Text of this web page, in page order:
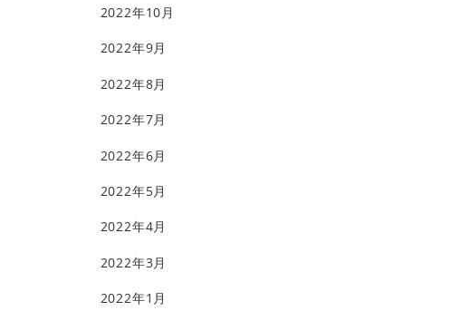
2022年10月
2022年9月
2022年8月
2022年7月
2022年6月
2022年5月
2022年4月
2022年3月
2022年1月